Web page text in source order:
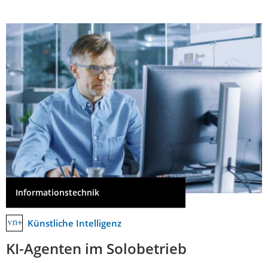
Informationstechnik
Künstliche Intelligenz
KI-Agenten im Solobetrieb